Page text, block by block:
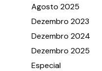
Agosto 2025
Dezembro 2023
Dezembro 2024
Dezembro 2025
Especial